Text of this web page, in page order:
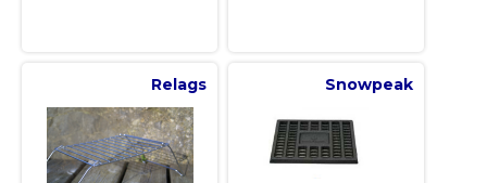
Relags Snowpeak